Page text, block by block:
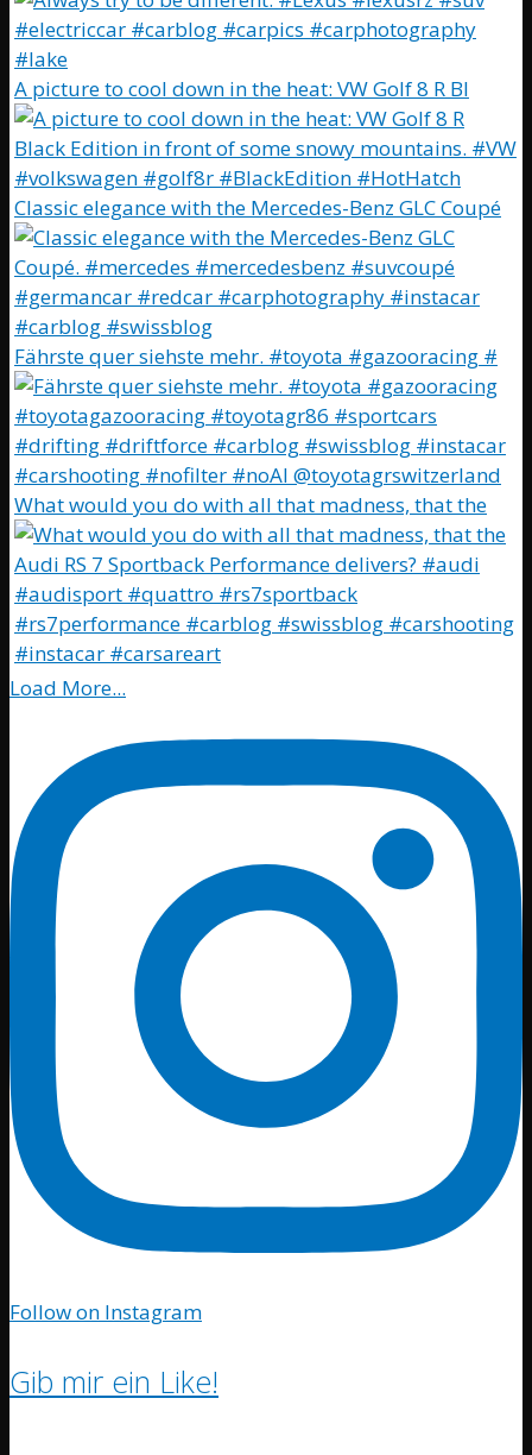
A picture to cool down in the heat: VW Golf 8 R Bl
Classic elegance with the Mercedes-Benz GLC Coupé
Fährste quer siehste mehr. #toyota #gazooracing #
What would you do with all that madness, that the
Load More...
Follow on Instagram
Gib mir ein Like!